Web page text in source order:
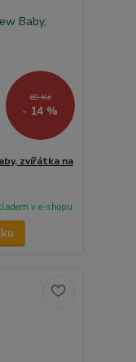
69 Kč
- 14 %
zvířátka na
v e-shopu